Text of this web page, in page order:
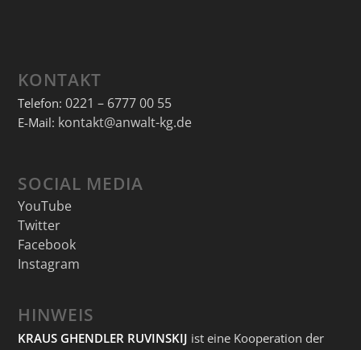
KONTAKT
Telefon: 0221 – 6777 00 55
E-Mail: kontakt@anwalt-kg.de
SOCIAL MEDIA
YouTube
Twitter
Facebook
Instagram
HINWEIS
KRAUS GHENDLER RUVINSKIJ ist eine Kooperation der